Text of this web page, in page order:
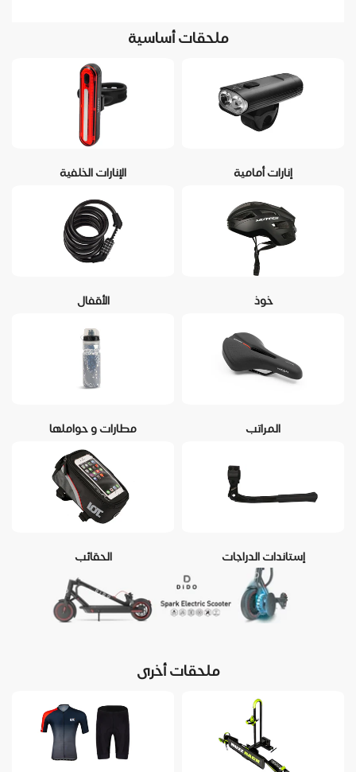
ملحقات أساسية
إنارات أمامية الإنارات الخلفية
خوذ الأقفال
المراتب مطارات و حواملها
إستاندات الدراجات الحقائب
ملحقات أخرى